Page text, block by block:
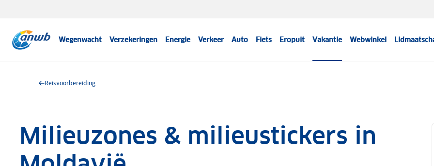
Wegenwacht Verzekeringen Energie Verkeer Auto Fiets Eropuit Vakantie Webwinkel
Reisvoorbereiding
Milieuzones & milieustickers in